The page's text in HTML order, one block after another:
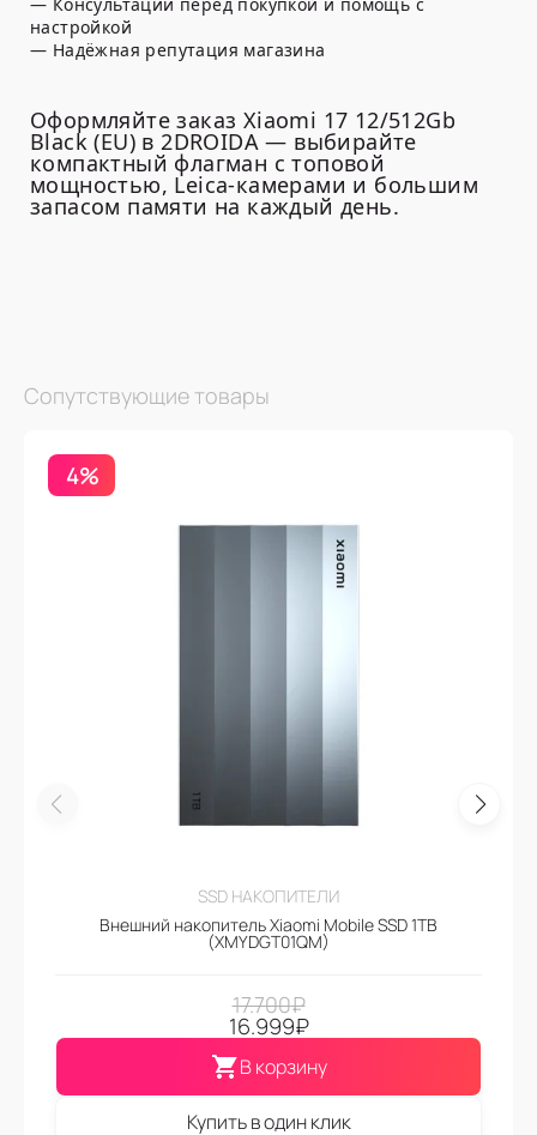
— Консультации перед покупкой и помощь с
настройкой
— Надёжная репутация магазина
Оформляйте заказ Xiaomi 17 12/512Gb
Black (EU) в 2DROIDA — выбирайте
компактный флагман с топовой
мощностью, Leica-камерами и большим
запасом памяти на каждый день.
Сопутствующие товары
4%
SSD НАКОПИТЕЛИ
Внешний накопитель Xiaomi Mobile SSD 1TB
(XMYDGT01QM)
17.700₽
16.999₽
В корзину
Купить в один клик